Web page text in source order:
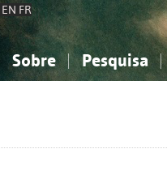
EN FR
Sobre Pesquisa